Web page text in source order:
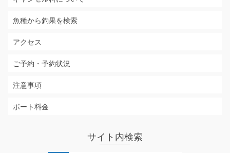
魚種から釣果を検索
アクセス
ご予約・予約状況
注意事項
ボート料金
サイト内検索